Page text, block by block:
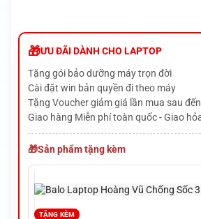
ƯU ĐÃI DÀNH CHO LAPTOP
Tặng gói bảo dưỡng máy trọn đời
Cài đặt win bản quyền đi theo máy
Tặng Voucher giảm giá lần mua sau đến
Giao hàng Miễn phí toàn quốc - Giao
Sản phẩm tặng kèm
TẶNG KÈM